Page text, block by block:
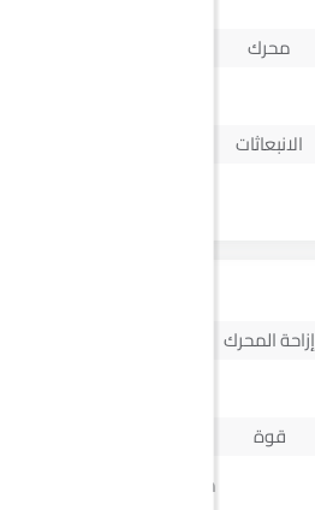
محرك
الانبعاثات
إزاحة المحرك
قوة
164Hp@3400rpm